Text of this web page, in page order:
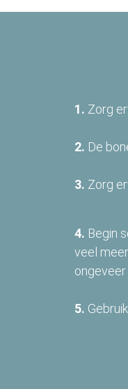
1. Zorg
2. De
3. Zorg
4. Begin
veel
5. Gebruik